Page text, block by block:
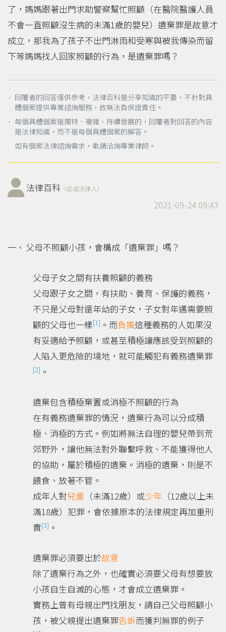
了，媽媽跟著出門求助警察幫忙照顧（在醫院醫護人員
不會一直照顧沒生病的未滿1歲的嬰兒）遺棄罪是故意才
成立，那我為了孩子不出門淋雨和受寒與被我傳染而留
下等媽媽找人回家照顧的行為，是遺棄罪嗎？
． 回覆者的回答僅供參考，法律百科是分享知識的平臺，不針對具
體個案提供專業諮詢服務，故無法負保證責任。
． 每個具體個案是獨特、複雜、持續發展的，回覆者對回答的內容
是法律知識，而不是每個具體個案的解答。
如有個案法律諮詢需求，敬請洽詢專業律師。
法律百科 （認證法律人）
2021-09-24 09:43
父母不照顧小孩，會構成「遺棄罪」嗎？
父母子女之間有扶養照顧的義務
父母跟子女之間，有扶助、養育、保護的義務，
不只是父母對還年幼的子女，子女對年邁需要照
顧的父母也一樣[1] 。而負擔這種義務的人如果沒
有妥適給予照顧，或甚至積極讓應該受到照顧的
人陷入更危險的境地，就可能觸犯有義務遺棄罪
[2] 。
遺棄包含積極棄置或消極不照顧的行為
在有義務遺棄罪的情況，遺棄行為可以分成積
極、消極的方式。例如將無法自理的嬰兒帶到荒
郊野外，讓他無法對外聯繫呼救、不能獲得他人
的協助，屬於積極的遺棄。消極的遺棄，則是不
餵食、放著不管。
成年人對兒童 （未滿12歲）或少年 （12歲以上未
滿18歲）犯罪，會依據原本的法律規定再加重刑
責[3] 。
遺棄罪必須要出於故意
除了遺棄行為之外，也確實必須要父母有想要放
小孩自生自滅的心態，才會成立遺棄罪。
實務上曾有母親出門找朋友，請自己父母照顧小
孩，被父親提出遺棄罪告訴而獲判無罪的例子